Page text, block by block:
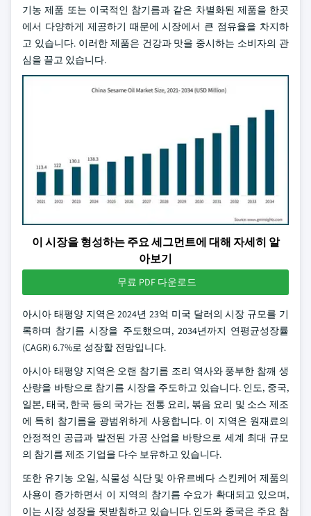
기농 제품 또는 이국적인 참기름과 같은 차별화된 제품을 한곳
에서 다양하게 제공하기 때문에 시장에서 큰 점유율을 차지하
고 있습니다. 이러한 제품은 건강과 맛을 중시하는 소비자의 관
심을 끌고 있습니다.
이 시장을 형성하는 주요 세그먼트에 대해 자세히 알
아보기
무료 PDF 다운로드
아시아 태평양 지역은 2024년 23억 미국 달러의 시장 규모를 기
록하며 참기름 시장을 주도했으며, 2034년까지 연평균성장률
(CAGR) 6.7%로 성장할 전망입니다.
아시아 태평양 지역은 오랜 참기름 조리 역사와 풍부한 참깨 생
산량을 바탕으로 참기름 시장을 주도하고 있습니다. 인도, 중국,
일본, 태국, 한국 등의 국가는 전통 요리, 볶음 요리 및 소스 제조
에 특히 참기름을 광범위하게 사용합니다. 이 지역은 원재료의
안정적인 공급과 발전된 가공 산업을 바탕으로 세계 최대 규모
의 참기름 제조 기업을 다수 보유하고 있습니다.
또한 유기농 오일, 식물성 식단 및 아유르베다 스킨케어 제품의
사용이 증가하면서 이 지역의 참기름 수요가 확대되고 있으며,
이는 시장 성장을 뒷받침하고 있습니다. 인도와 중국은 주요 참